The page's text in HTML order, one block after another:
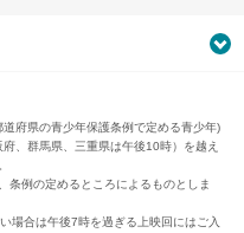
府県の青少年保護条例で定める青少年)
、群馬県、三重県は午後10時）を越え
条例の定めるところによるものとしま
場合は午後7時を過ぎる上映回にはご入